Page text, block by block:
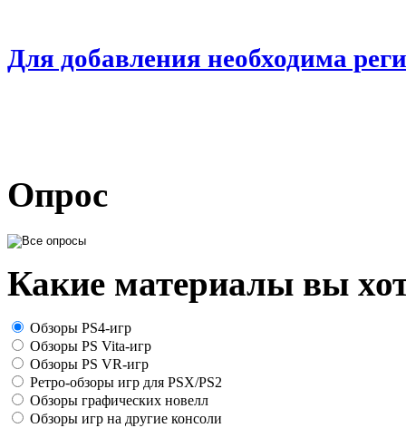
Для добавления необходима
Опрос
Какие материалы вы
Обзоры PS4-игр
Обзоры PS Vita-игр
Обзоры PS VR-игр
Ретро-обзоры игр для PSX/PS2
Обзоры графических новелл
Обзоры игр на другие консоли